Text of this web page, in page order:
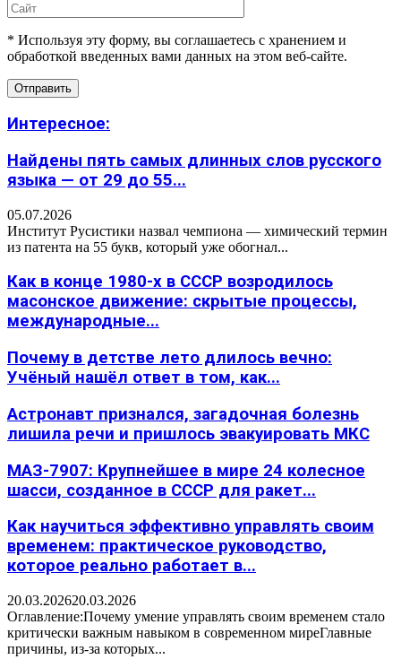
* Используя эту форму, вы соглашаетесь с хранением и
обработкой введенных вами данных на этом веб-сайте.
Интересное:
Найдены пять самых длинных слов русского
языка — от 29 до 55...
05.07.2026
Институт Русистики назвал чемпиона — химический термин
из патента на 55 букв, который уже обогнал...
Как в конце 1980-х в СССР возродилось
масонское движение: скрытые процессы,
международные...
Почему в детстве лето длилось вечно:
Учёный нашёл ответ в том, как...
Астронавт признался, загадочная болезнь
лишила речи и пришлось эвакуировать МКС
МАЗ-7907: Крупнейшее в мире 24 колесное
шасси, созданное в СССР для ракет...
Как научиться эффективно управлять своим
временем: практическое руководство,
которое реально работает в...
20.03.202620.03.2026
Оглавление:Почему умение управлять своим временем стало
критически важным навыком в современном миреГлавные
причины, из-за которых...